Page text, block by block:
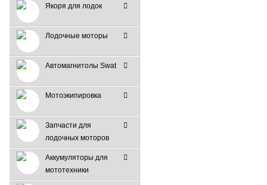
Якоря для лодок
Лодочные моторы
Автомагнитолы Swat
Мотоэкипировка
Запчасти для
лодочных моторов
Аккумуляторы для
мототехники